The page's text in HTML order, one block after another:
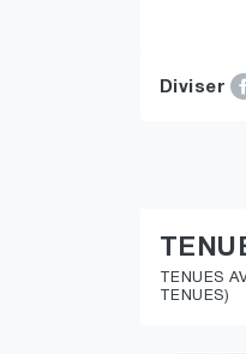
Diviser
TENUES
TENUES)